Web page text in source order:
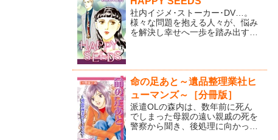
界《電祇平安京》でーー？安倍晴
明や陰陽師も登場する、一途な異
世界バトルアクション！
社内イジメ･ストーカー･DV…。
様々な問題を抱える人々が、悩み
を解決し幸せへ一歩を踏み出す手
だい…。今を変えたい、幸せにな
りたい人々に贈る、痛快ハートフ
ル･シリーズ第1弾!!
命の足あと～遺品整理業社ヒ
ューマンズ～［分冊版］
派遣OLの森内は、数年前に死ん
でしまった母親の遠い親戚の死を
警察から聞き、後処理に向かっ